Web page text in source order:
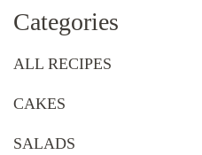
Categories
ALL RECIPES
CAKES
SALADS